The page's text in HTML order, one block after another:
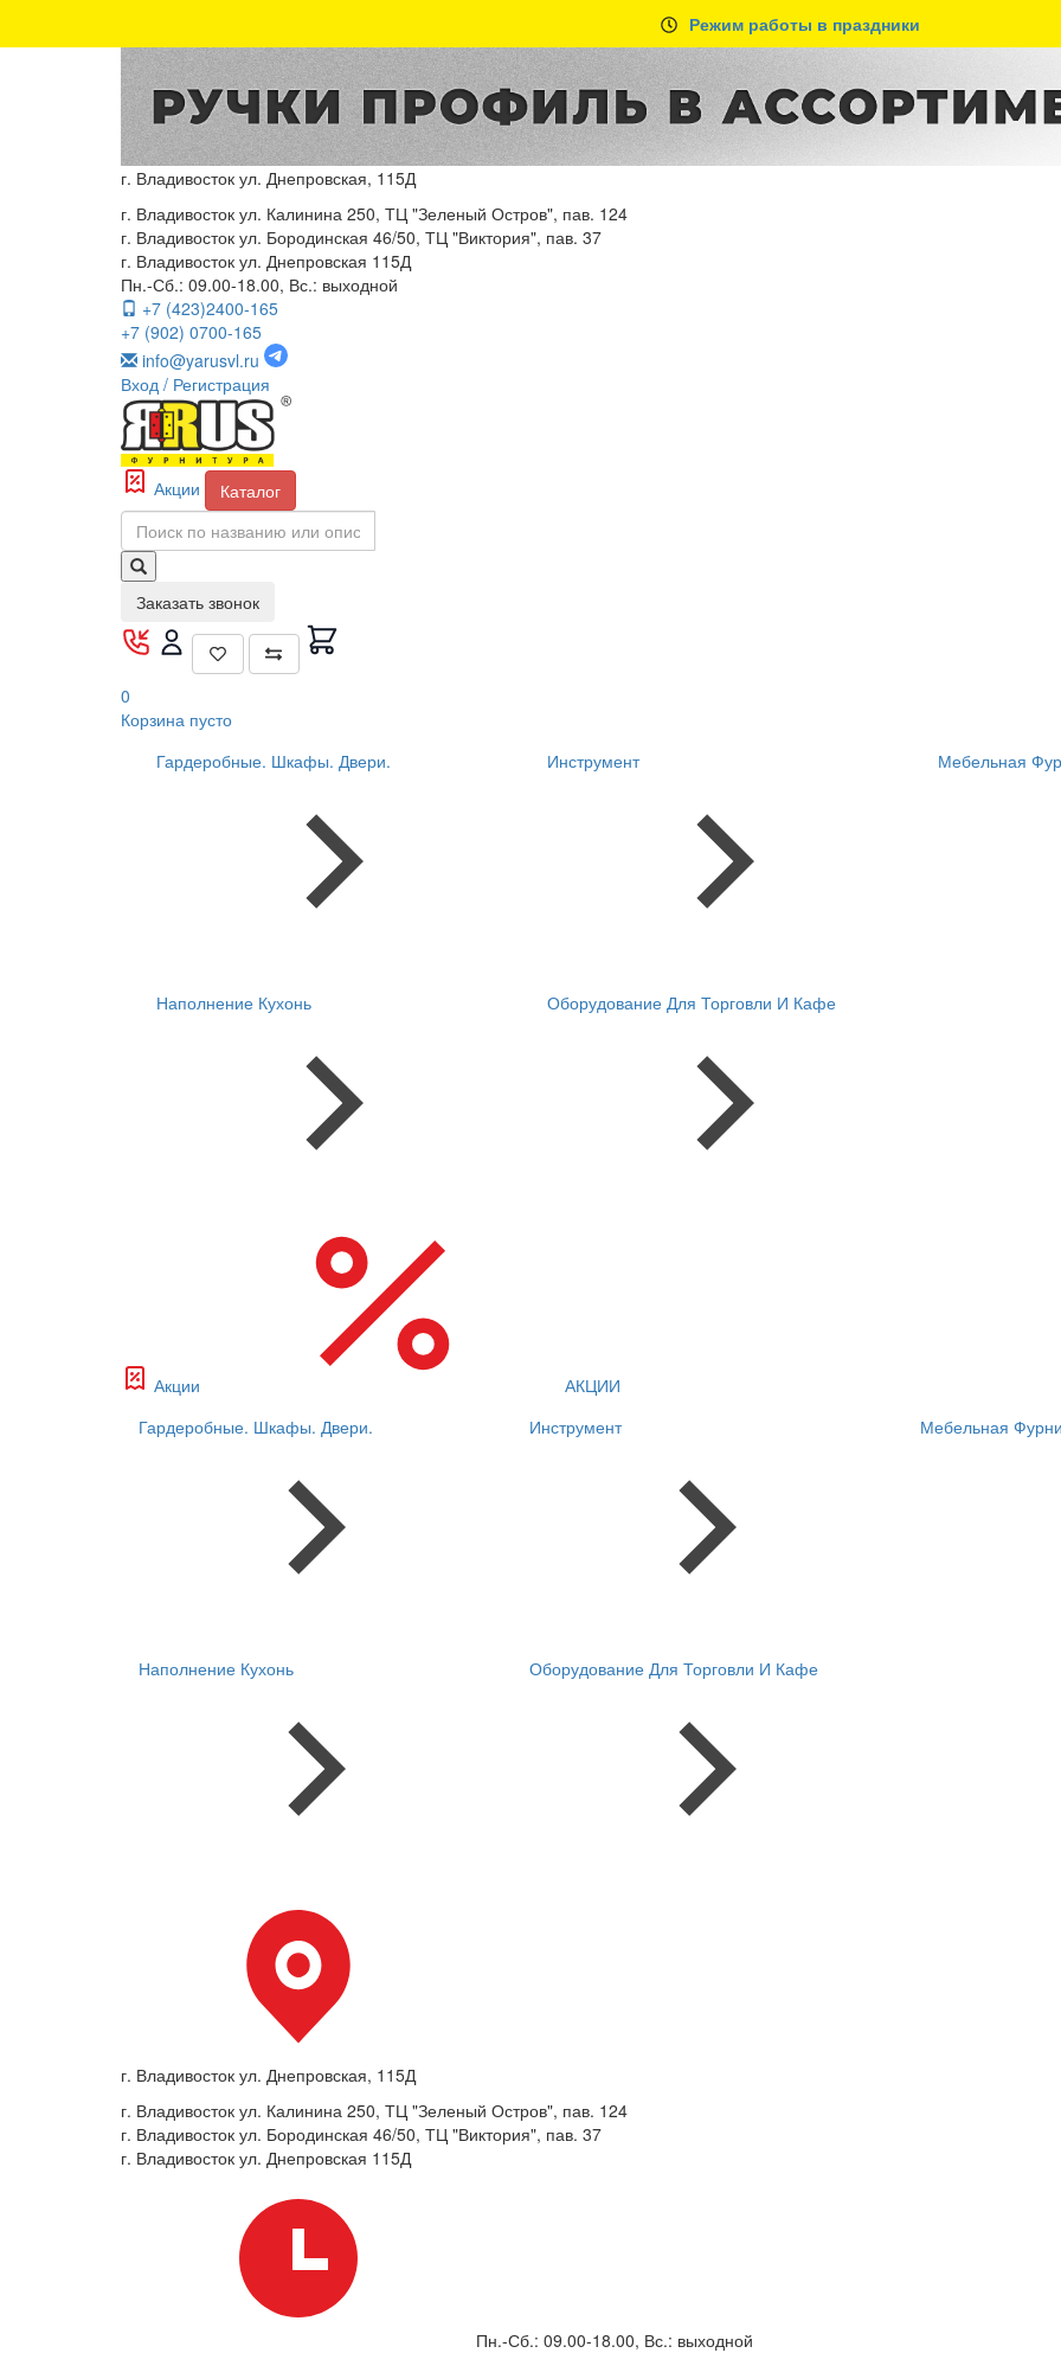
Режим работы в праздники
г. Владивосток ул. Днепровская, 115Д
г. Владивосток ул. Калинина 250, ТЦ "Зеленый Остров", пав. 124
г. Владивосток ул. Бородинская 46/50, ТЦ "Виктория", пав. 37
г. Владивосток ул. Днепровская 115Д
Пн.-Сб.: 09.00-18.00, Вс.: выходной
+7 (423)2400-165
+7 (902) 0700-165
info@yarusvl.ru
Вход / Регистрация
Акции Каталог
Заказать звонок
0
Корзина пусто
Гардеробные. Шкафы. Двери.
Инструмент Мебельная
Наполнение Кухонь Оборудование Для Торговли И Кафе
Акции
АКЦИИ
Гардеробные. Шкафы. Двери.
Инструмент Мебельная
Наполнение Кухонь Оборудование Для Торговли И Кафе
г. Владивосток ул. Днепровская, 115Д
г. Владивосток ул. Калинина 250, ТЦ "Зеленый Остров", пав. 124
г. Владивосток ул. Бородинская 46/50, ТЦ "Виктория", пав. 37
г. Владивосток ул. Днепровская 115Д
Пн.-Сб.: 09.00-18.00, Вс.: выходной